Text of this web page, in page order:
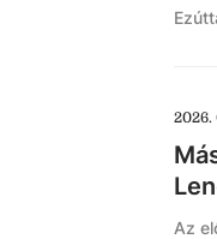
2026.
Az